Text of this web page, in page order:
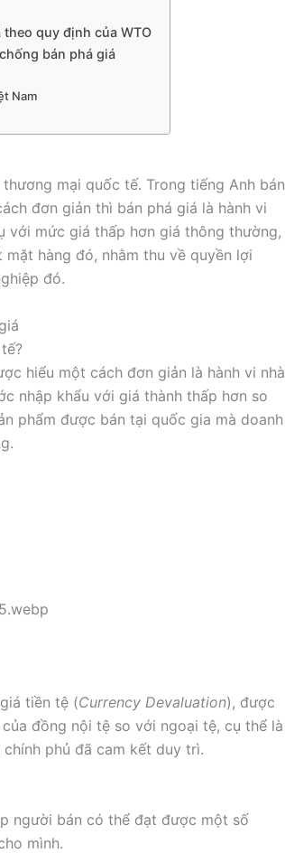
quy định của WTO
bán phá giá
Nam
mại quốc tế. Trong tiếng Anh bán
đơn giản thì bán phá giá là hành vi
với mức giá thấp hơn giá thông thường,
hàng đó, nhằm thu về quyền lợi
đó.
hiểu một cách đơn giản là hành vi nhà
nhập khẩu với giá thành thấp hơn so
phẩm được bán tại quốc gia mà doanh
tiền tệ (Currency Devaluation), được
đồng nội tệ so với ngoại tệ, cụ thể là
phủ đã cam kết duy trì.
người bán có thể đạt được một số
mình.